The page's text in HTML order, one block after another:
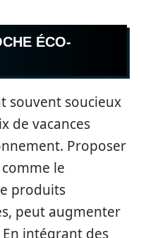
ÉCO-
souvent soucieux
de vacances
Proposer
le
produits
peut augmenter
intégrant des